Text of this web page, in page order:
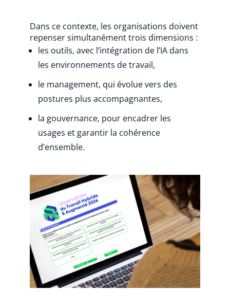
Dans ce contexte, les organisations doivent
repenser simultanément trois dimensions :
les outils, avec l’intégration de l’IA dans
les environnements de travail,
le management, qui évolue vers des
postures plus accompagnantes,
la gouvernance, pour encadrer les
usages et garantir la cohérence
d’ensemble.